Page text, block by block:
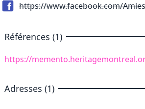
https://www.facebook.com/
Références (1)
https://
Adresses (1)